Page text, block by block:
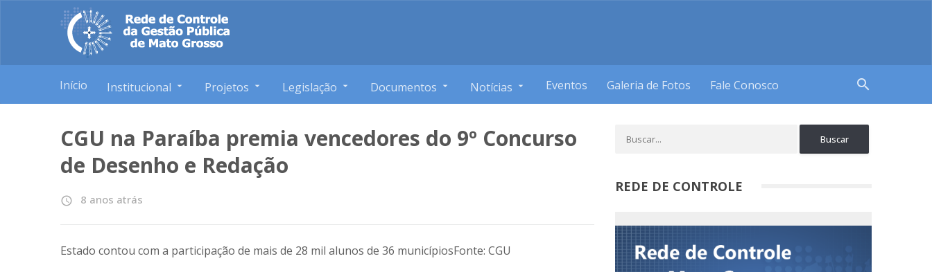
Início Institucional Projetos Legislação Documentos Notícias Eventos Galeria de Fotos Fale Conosco search
CGU na Paraíba premia vencedores do 9º Concurso
de Desenho e Redação
access_time 8 anos atrás
Estado contou com a participação de mais de 28 mil alunos de 36 municípiosFonte: CGU
REDE DE CONTROLE